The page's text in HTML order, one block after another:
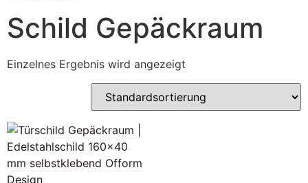
Schild Gepäckraum
Einzelnes Ergebnis wird angezeigt